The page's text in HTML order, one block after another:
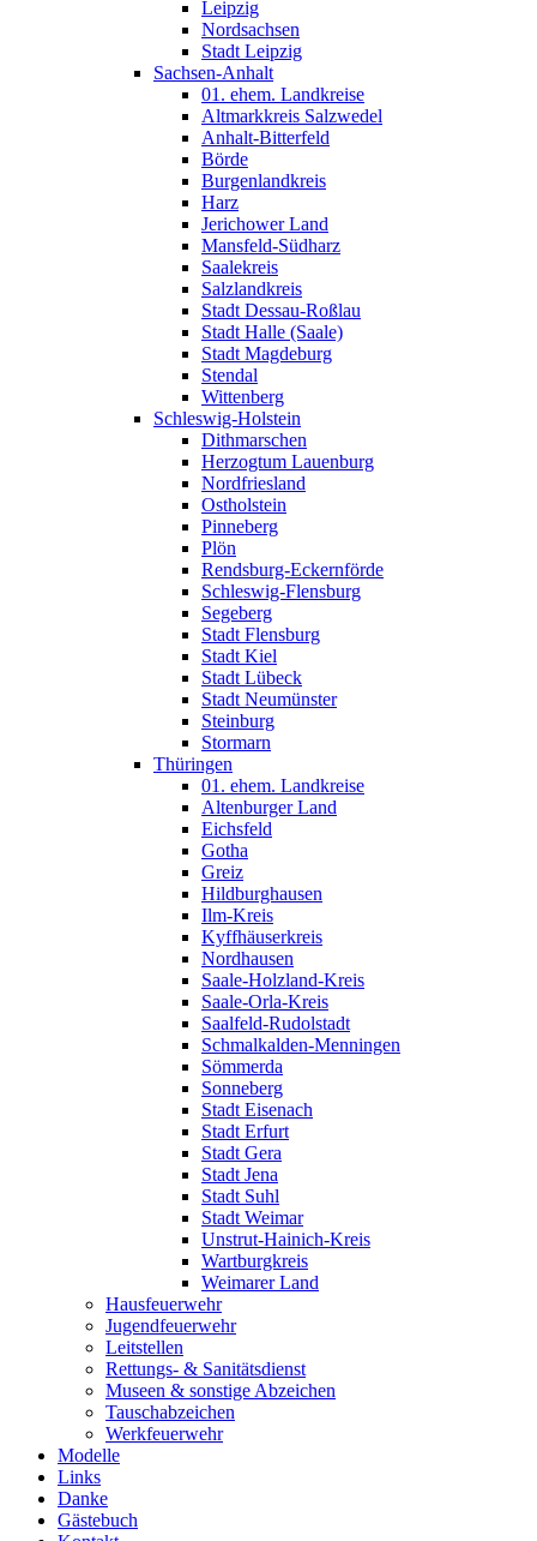
Leipzig
Nordsachsen
Stadt Leipzig
Sachsen-Anhalt
01. ehem. Landkreise
Altmarkkreis Salzwedel
Anhalt-Bitterfeld
Börde
Burgenlandkreis
Harz
Jerichower Land
Mansfeld-Südharz
Saalekreis
Salzlandkreis
Stadt Dessau-Roßlau
Stadt Halle (Saale)
Stadt Magdeburg
Stendal
Wittenberg
Schleswig-Holstein
Dithmarschen
Herzogtum Lauenburg
Nordfriesland
Ostholstein
Pinneberg
Plön
Rendsburg-Eckernförde
Schleswig-Flensburg
Segeberg
Stadt Flensburg
Stadt Kiel
Stadt Lübeck
Stadt Neumünster
Steinburg
Stormarn
Thüringen
01. ehem. Landkreise
Altenburger Land
Eichsfeld
Gotha
Greiz
Hildburghausen
Ilm-Kreis
Kyffhäuserkreis
Nordhausen
Saale-Holzland-Kreis
Saale-Orla-Kreis
Saalfeld-Rudolstadt
Schmalkalden-Menningen
Sömmerda
Sonneberg
Stadt Eisenach
Stadt Erfurt
Stadt Gera
Stadt Jena
Stadt Suhl
Stadt Weimar
Unstrut-Hainich-Kreis
Wartburgkreis
Weimarer Land
Hausfeuerwehr
Jugendfeuerwehr
Leitstellen
Rettungs- & Sanitätsdienst
Museen & sonstige Abzeichen
Tauschabzeichen
Werkfeuerwehr
Modelle
Links
Danke
Gästebuch